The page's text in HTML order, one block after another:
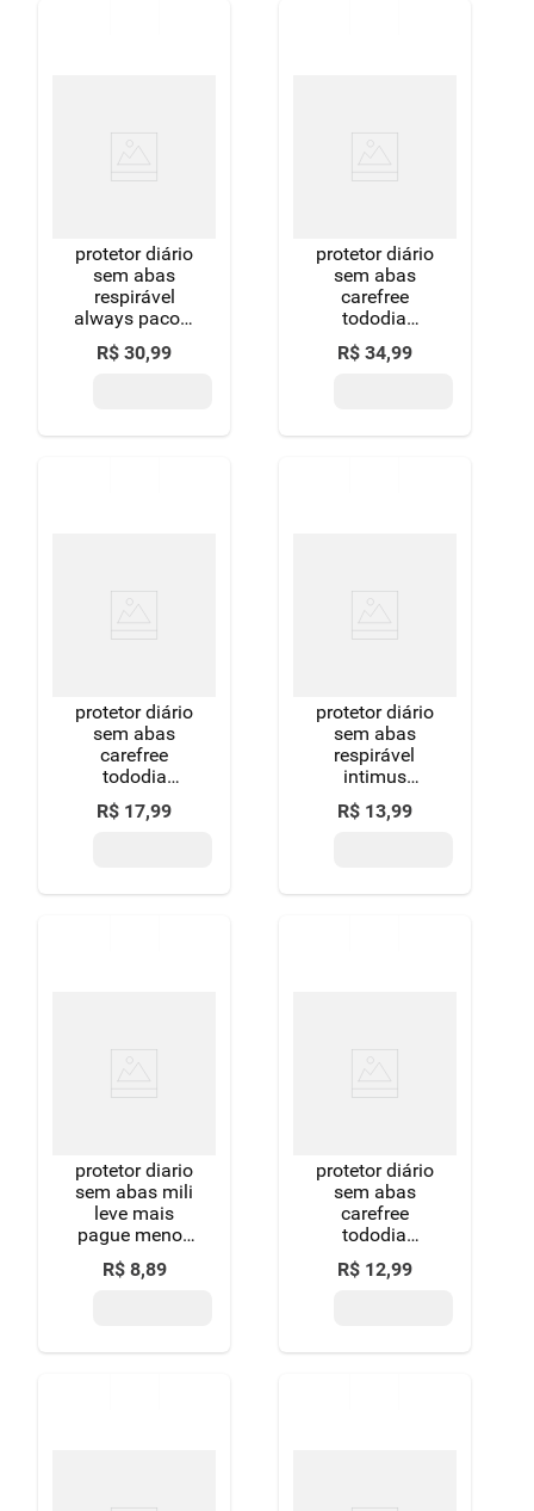
protetor diário
sem abas
respirável
always pacote
80 unidades
grátis 20
R$ 30,99
protetor diário
sem abas
carefree
tododia
pacote 80
unidades leve
R$ 34,99
protetor diário
sem abas
carefree
tododia
pacote 40
unidades
R$ 17,99
protetor diário
sem abas
respirável
intimus
frescor diário
pacote 40
R$ 13,99
protetor diario
sem abas mili
leve mais
pague menos
pacote 40
unidades
R$ 8,89
protetor diário
sem abas
carefree
tododia
pacote 15
unidades
R$ 12,99